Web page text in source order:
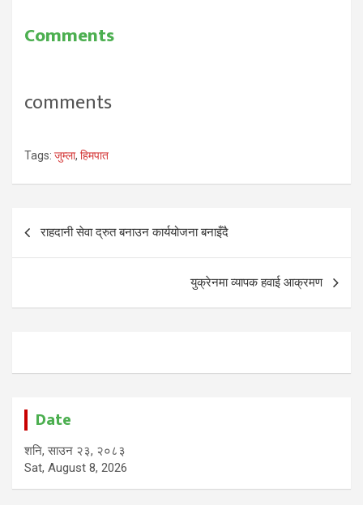
Comments
comments
Tags: जुम्ला, हिमपात
Post
navigation
राहदानी सेवा द्रुत बनाउन कार्ययोजना बनाइँदै
युक्रेनमा व्यापक हवाई आक्रमण
Date
शनि, साउन २३, २०८३
Sat, August 8, 2026